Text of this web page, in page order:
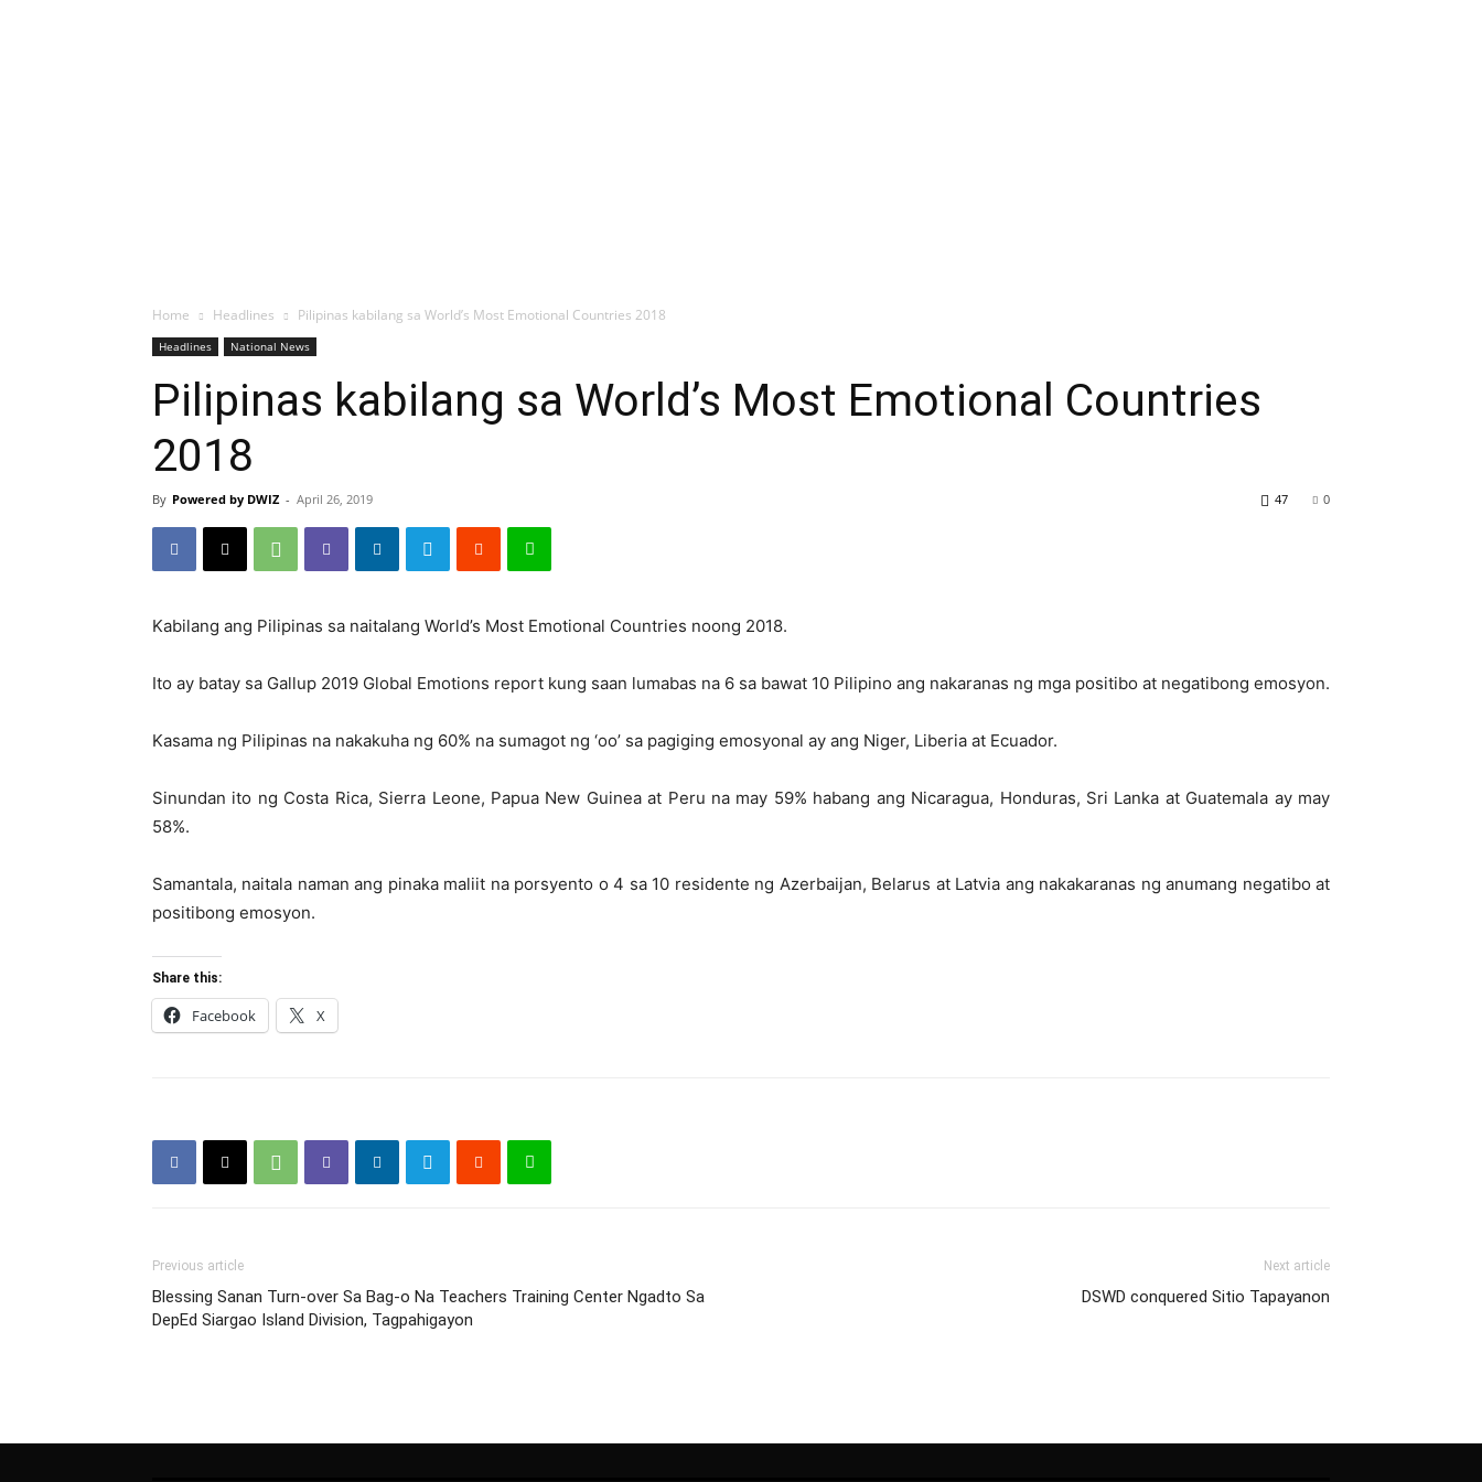
Home Headlines Pilipinas kabilang sa World’s Most Emotional Countries 2018
Headlines National News
Pilipinas kabilang sa World’s Most Emotional Countries
2018
By Powered by DWIZ - April 26, 2019 0
47
Kabilang ang Pilipinas sa naitalang World’s Most Emotional Countries noong 2018.
Ito ay batay sa Gallup 2019 Global Emotions report kung saan lumabas na 6 sa bawat 10 Pilipino ang nakaranas ng mga positibo at negatibong emosyon.
Kasama ng Pilipinas na nakakuha ng 60% na sumagot ng ‘oo’ sa pagiging emosyonal ay ang Niger, Liberia at Ecuador.
Sinundan ito ng Costa Rica, Sierra Leone, Papua New Guinea at Peru na may 59% habang ang Nicaragua, Honduras, Sri Lanka at Guatemala ay may
58%.
Samantala, naitala naman ang pinaka maliit na porsyento o 4 sa 10 residente ng Azerbaijan, Belarus at Latvia ang nakakaranas ng anumang negatibo at
positibong emosyon.
Share this:
Facebook X
Previous article
Blessing Sanan Turn-over Sa Bag-o Na Teachers Training Center Ngadto Sa
DepEd Siargao Island Division, Tagpahigayon
Next article
DSWD conquered Sitio Tapayanon